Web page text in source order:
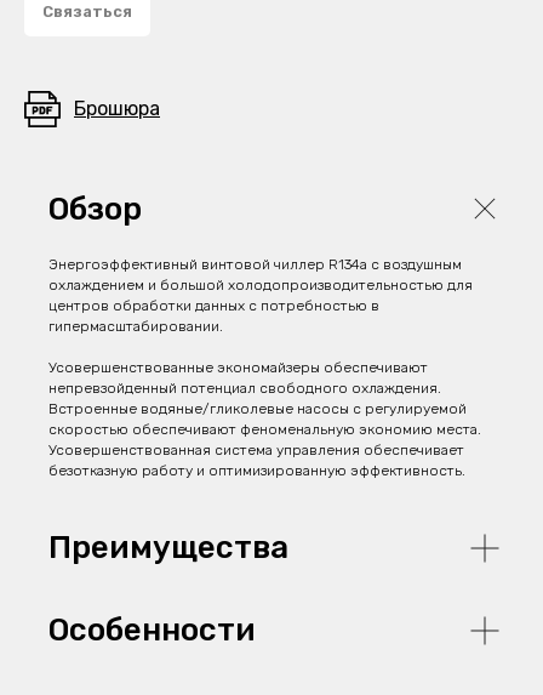
Связаться
Брошюра
Обзор
Энергоэффективный винтовой чиллер R134a с воздушным
охлаждением и большой холодопроизводительностью для
центров обработки данных с потребностью в
гипермасштабировании.
Усовершенствованные экономайзеры обеспечивают
непревзойденный потенциал свободного охлаждения.
Встроенные водяные/гликолевые насосы с регулируемой
скоростью обеспечивают феноменальную экономию места.
Усовершенствованная система управления обеспечивает
безотказную работу и оптимизированную эффективность.
Преимущества
Особенности